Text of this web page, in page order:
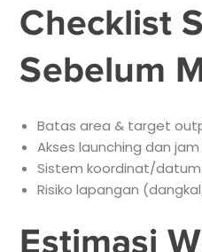
Checklist
Sebelum
Batas area & target
Akses launching dan
Sistem koordinat/datum
Risiko lapangan
Estimasi